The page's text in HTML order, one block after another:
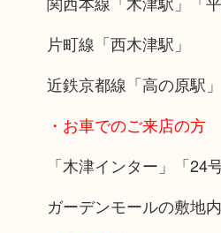
片町線「西木津駅」
近鉄京都線「高の原駅
・お車でのご来店の方
「木津インター」「24
ガーデンモールの敷地